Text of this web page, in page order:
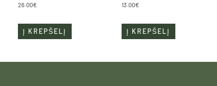
26.00€
Į KREPŠELĮ
13.00€
Į KREPŠELĮ